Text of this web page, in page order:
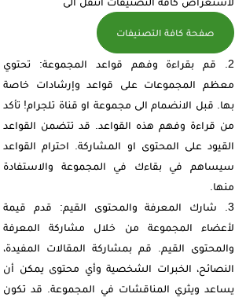
صفحة كافة التصنيفات
قم بقراءة وفهم قواعد المجموعة: تحتوي
معظم المجموعات على قواعد وإرشادات خاصة
بها. قبل الانضمام الى مجموعة او قناة تلجرام! تأكد
من قراءة وفهم هذه القواعد. قد تتضمن القواعد
القيود على المحتوى او المشاركة. احترام القواعد
سيساهم في بقاءك في المجموعة والاستفادة
منها.
شارك المعرفة والمحتوى القيم: قدم قيمة
لأعضاء المجموعة من خلال مشاركة المعرفة
والمحتوى القيم. قم بمشاركة المقالات المفيدة،
النصائح، الخبرات الشخصية وأي محتوى يمكن أن
يساعد ويثري المناقشات في المجموعة. قد تكون